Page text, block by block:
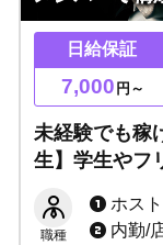
日給保証
7,000 円～
未経験でも稼
生】学生やフ
【YOUTH】へ
職種
ホスト
内勤/